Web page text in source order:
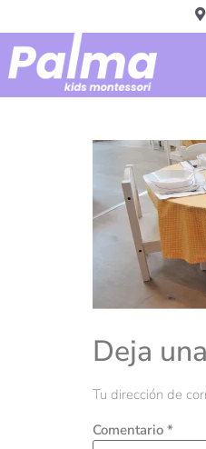
Deja
Tu dirección de
Comentario *